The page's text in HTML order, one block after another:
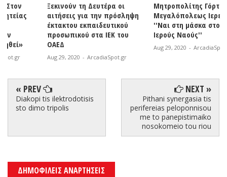
Ξεκινούν τη Δευτέρα οι
αιτήσεις για την πρόσληψη
έκτακτου εκπαιδευτικού
προσωπικού στα ΙΕΚ του
ΟΑΕΔ
Aug 29, 2020 - ArcadiaSpot.gr
Μητροπολίτης Γόρτυνος και
Μεγαλόπολεως Ιερεμίας:
''Ναι στη μάσκα στους
Ιερούς Ναούς''
- ArcadiaSpot.gr
« PREV
Diakopi tis ilektrodotisis
sto dimo tripolis
NEXT »
Pithani synergasia tis
perifereias peloponnisou
me to panepistimaiko
nosokomeio tou riou
ΔΗΜΟΦΙΛΕΙΣ ΑΝΑΡΤΗΣΕΙΣ